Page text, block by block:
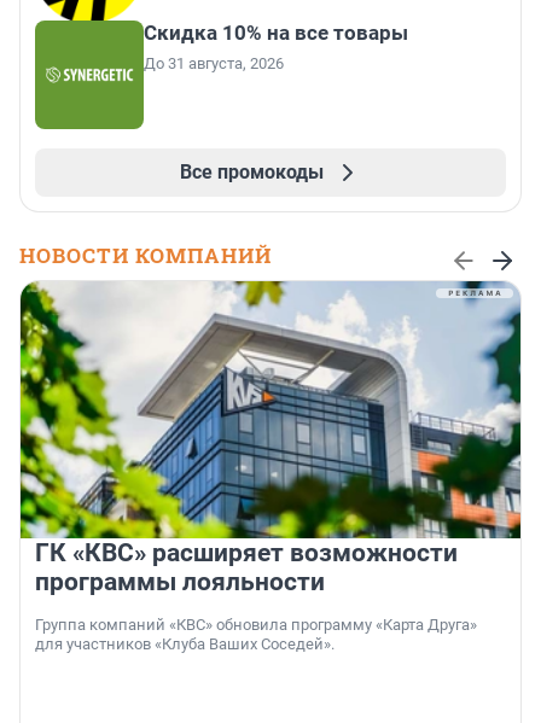
Скидка 10% на все товары
До 31 августа, 2026
Все промокоды
НОВОСТИ КОМПАНИЙ
ГК «КВС» расширяет возможности
программы лояльности
Группа компаний «КВС» обновила программу «Карта Друга»
для участников «Клуба Ваших Соседей».